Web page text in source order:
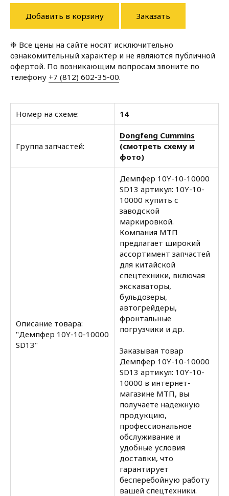
Добавить в корзину Заказать
❉ Все цены на сайте носят исключительно
ознакомительный характер и не являются публичной
офертой. По возникающим вопросам звоните по
телефону +7 (812) 602-35-00.
Номер на схеме: 14
Группа запчастей:
Dongfeng Cummins
(смотреть схему и
фото)
Описание товара:
"Демпфер 10Y-10-10000
SD13"
Демпфер 10Y-10-10000
SD13 артикул: 10Y-10-
10000 купить с
заводской
маркировкой.
Компания МТП
предлагает широкий
ассортимент запчастей
для китайской
спецтехники, включая
экскаваторы,
бульдозеры,
автогрейдеры,
фронтальные
погрузчики и др.
Заказывая товар
Демпфер 10Y-10-10000
SD13 артикул: 10Y-10-
10000 в интернет-
магазине МТП, вы
получаете надежную
продукцию,
профессиональное
обслуживание и
удобные условия
доставки, что
гарантирует
бесперебойную работу
вашей спецтехники.